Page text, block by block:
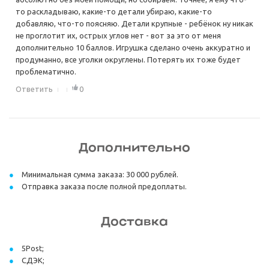
то раскладываю, какие-то детали убираю, какие-то
добавляю, что-то поясняю. Детали крупные - ребёнок ну никак
не проглотит их, острых углов нет - вот за это от меня
дополнительно 10 баллов. Игрушка сделано очень аккуратно и
продуманно, все уголки округлены. Потерять их тоже будет
проблематично.
Ответить 0
Дополнительно
Минимальная сумма заказа: 30 000 рублей.
Отправка заказа после полной предоплаты.
Доставка
5Post;
СДЭК;